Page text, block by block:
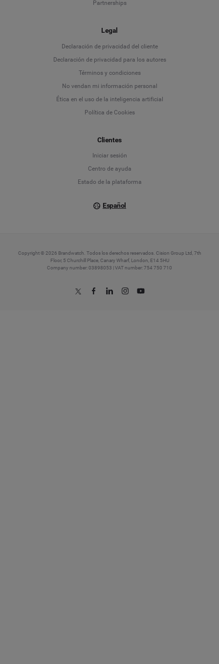
Partnerships
Legal
Declaración de privacidad del cliente
Declaración de privacidad para los autores
Términos y condiciones
No vendan mi información personal
Ética en el uso de la inteligencia artificial
Política de Cookies
Clientes
Iniciar sesión
Centro de ayuda
Estado de la plataforma
Español
Copyright © 2026 Brandwatch. Todos los derechos reservados. Cision Group Ltd, 7th
Floor, 5 Churchill Place, Canary Wharf, London, E14 5HU
Company number: 03898053 | VAT number: 754 750 710